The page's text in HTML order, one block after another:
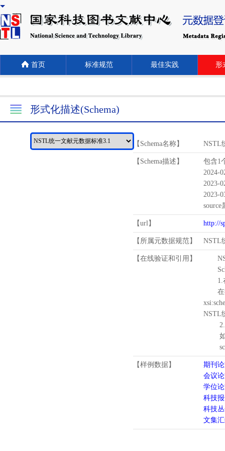
首页 标准规范 最佳实践 形
形式化描述(Schema)
【Schema名称】 NSTL
【Schema描述】
包含1
2024-
2023-
2023-
source
【url】 http://
【所属元数据规范】 NSTL
【在线验证和引用】
1.
在待
NSTL
2.
如需
【样例数据】
期刊
会议
学位
科技
科技
文集